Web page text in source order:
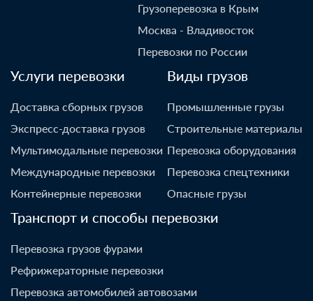
Грузоперевозка в Крым
Москва - Владивосток
Перевозки по России
Услуги перевозки
Доставка сборных грузов
Экспресс-доставка грузов
Мультимодальные перевозки
Международные перевозки
Контейнерные перевозки
Виды грузов
Промышленные грузы
Строительные материалы
Перевозка оборудования
Перевозка спецтехники
Опасные грузы
Транспорт и способы перевозки
Перевозка грузов фурами
Рефрижераторные перевозки
Перевозка автомобилей автовозами